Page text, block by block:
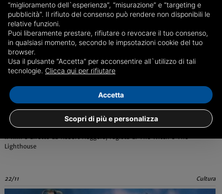
Nosferatu: cosa sappiamo dell'horror con Lily-Rose
Depp
Il film è diretto da Robert Heggers, regista di The Witch e The
Lighthouse
22/11 Cultura
“miglioramento dell`esperienza”, “misurazione” e “targeting e
pubblicità”. Il rifiuto del consenso può rendere non disponibili le
relative funzioni.
Puoi liberamente prestare, rifiutare o revocare il tuo consenso,
in qualsiasi momento, secondo le impsotazioni cookie del tuo
browser.
Usa il pulsante “Accetta” per acconsentire all`utilizzo di tali
tecnologie. Clicca qui per rifiutare
Scopri di più e personalizza
Accetta